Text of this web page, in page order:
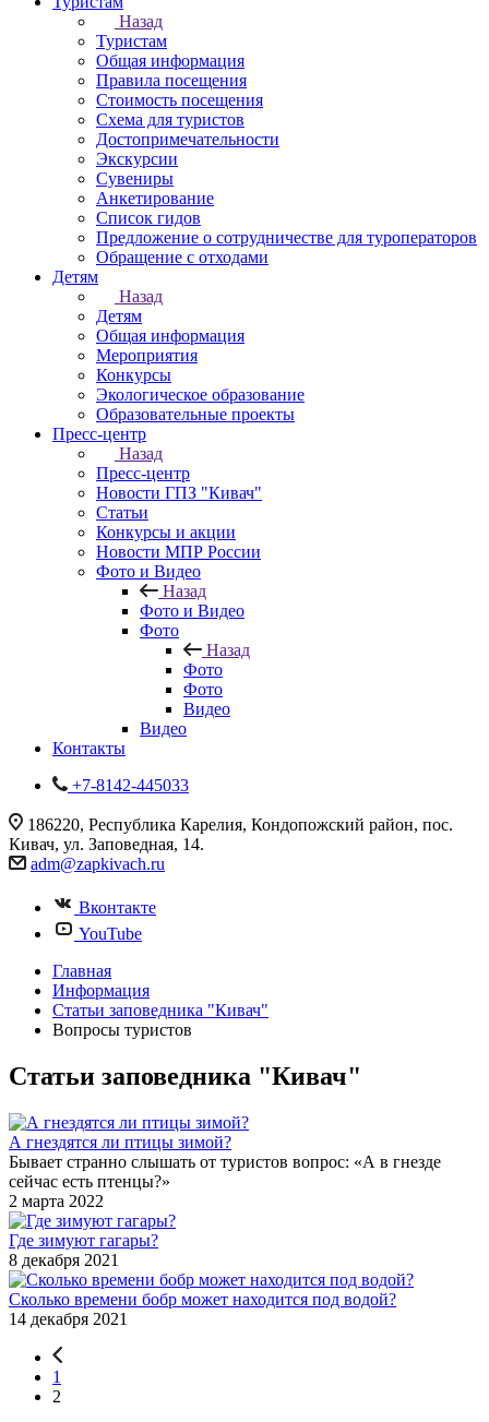
Назад
Туристам
Общая информация
Правила посещения
Стоимость посещения
Схема для туристов
Достопримечательности
Экскурсии
Сувениры
Анкетирование
Список гидов
Предложение о сотрудничестве для туроператоров
Обращение с отходами
Детям
Назад
Детям
Общая информация
Мероприятия
Конкурсы
Экологическое образование
Образовательные проекты
Пресс-центр
Назад
Пресс-центр
Новости ГПЗ "Кивач"
Статьи
Конкурсы и акции
Новости МПР России
Фото и Видео
Назад
Фото и Видео
Фото
Назад
Фото
Фото
Видео
Видео
Контакты
+7-8142-445033
186220, Республика Карелия, Кондопожский район, пос.
Кивач, ул. Заповедная, 14.
adm@zapkivach.ru
Вконтакте
YouTube
Главная
Информация
Статьи заповедника "Кивач"
Вопросы туристов
Статьи заповедника "Кивач"
А гнездятся ли птицы зимой?
Бывает странно слышать от туристов вопрос: «А в гнезде
сейчас есть птенцы?»
2 марта 2022
Где зимуют гагары?
8 декабря 2021
Сколько времени бобр может находится под водой?
14 декабря 2021
1
2